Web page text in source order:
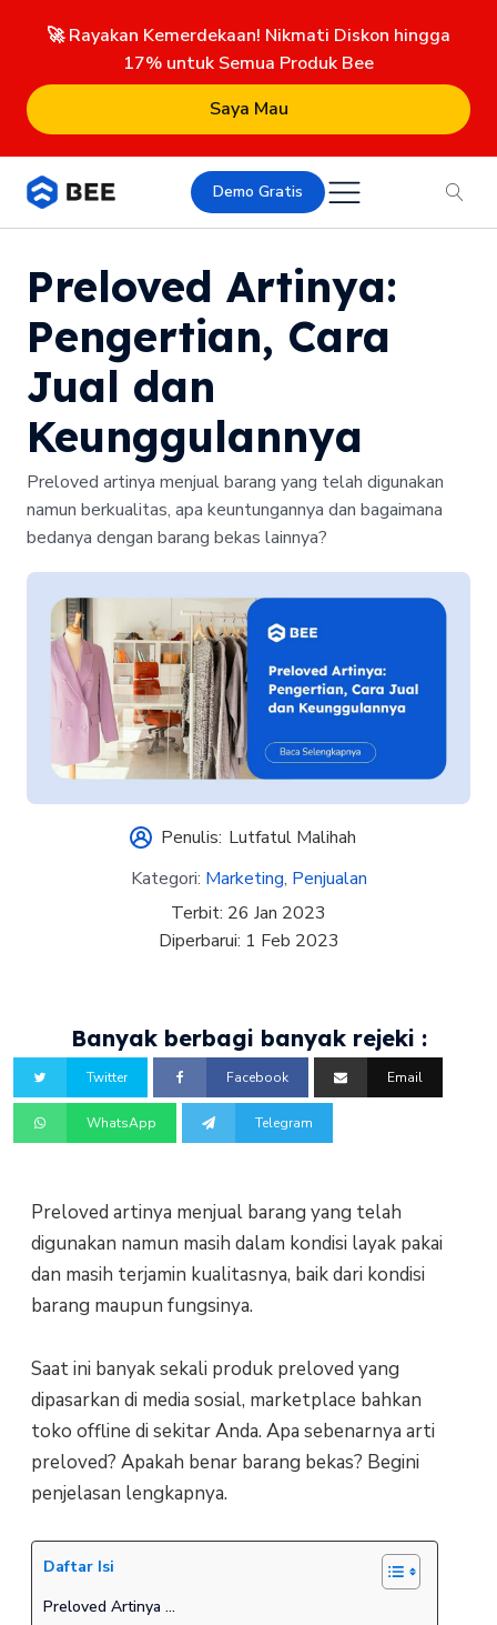
🚀 Rayakan Kemerdekaan! Nikmati Diskon hingga
17% untuk Semua Produk Bee
Saya Mau
Demo Gratis
Preloved Artinya:
Pengertian, Cara
Jual dan
Keunggulannya
Preloved artinya menjual barang yang telah digunakan
namun berkualitas, apa keuntungannya dan bagaimana
bedanya dengan barang bekas lainnya?
Penulis: Lutfatul Malihah
Kategori: Marketing, Penjualan
Terbit: 26 Jan 2023
Diperbarui: 1 Feb 2023
Banyak berbagi banyak rejeki :
Twitter Facebook Email
WhatsApp Telegram
Preloved artinya menjual barang yang telah
digunakan namun masih dalam kondisi layak pakai
dan masih terjamin kualitasnya, baik dari kondisi
barang maupun fungsinya.
Saat ini banyak sekali produk preloved yang
dipasarkan di media sosial, marketplace bahkan
toko offline di sekitar Anda. Apa sebenarnya arti
preloved? Apakah benar barang bekas? Begini
penjelasan lengkapnya.
Daftar Isi
Preloved Artinya ...